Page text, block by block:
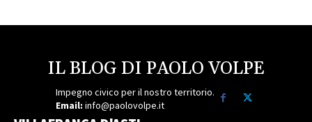
IL BLOG DI PAOLO VOLPE
Impegno civico per il nostro territorio.
Email: info@paolovolpe.it